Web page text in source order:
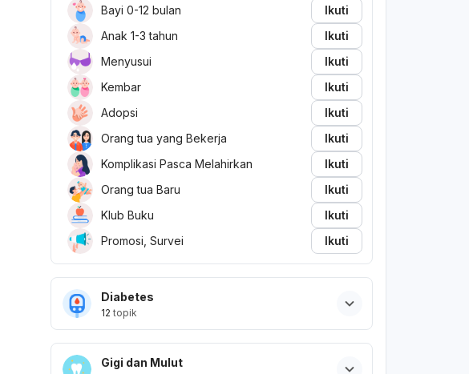
Bayi 0-12 bulan
Ikuti
Anak 1-3 tahun
Ikuti
Menyusui
Ikuti
Kembar
Ikuti
Adopsi
Ikuti
Orang tua yang Bekerja
Ikuti
Komplikasi Pasca Melahirkan
Ikuti
Orang tua Baru
Ikuti
Klub Buku
Ikuti
Promosi, Survei
Ikuti
Diabetes
12 topik
Gigi dan Mulut